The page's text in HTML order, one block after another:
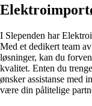
I Slependen har
Med et dedikert team
løsninger, kan du
kvalitet. Enten du
ønsker assistanse med
være din pålitelige